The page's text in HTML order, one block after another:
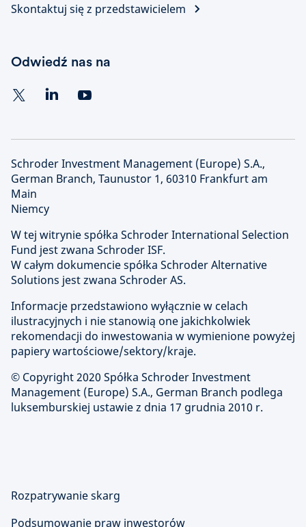
Skontaktuj się z przedstawicielem
Odwiedź nas na
Schroder Investment Management (Europe) S.A.,
German Branch, Taunustor 1, 60310 Frankfurt am
Main
Niemcy
W tej witrynie spółka Schroder International Selection
Fund jest zwana Schroder ISF.
W całym dokumencie spółka Schroder Alternative
Solutions jest zwana Schroder AS.
Informacje przedstawiono wyłącznie w celach
ilustracyjnych i nie stanowią one jakichkolwiek
rekomendacji do inwestowania w wymienione powyżej
papiery wartościowe/sektory/kraje.
© Copyright 2020 Spółka Schroder Investment
Management (Europe) S.A., German Branch podlega
luksemburskiej ustawie z dnia 17 grudnia 2010 r.
Rozpatrywanie skarg
Podsumowanie praw inwestorów